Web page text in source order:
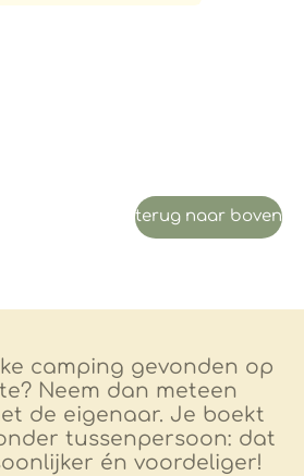
terug naar boven
camping gevonden op
Neem dan meteen
de eigenaar. Je boekt
tussenpersoon: dat
én voordeliger!